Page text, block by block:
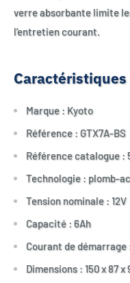
verre absorbante limite
l’entretien courant.
Marque : Kyoto
Référence : GTX7A-BS
Référence catalogue :
Technologie : plomb-
Tension nominale : 12V
Capacité : 6Ah
Courant de démarrage
Dimensions : 150 x 87 x